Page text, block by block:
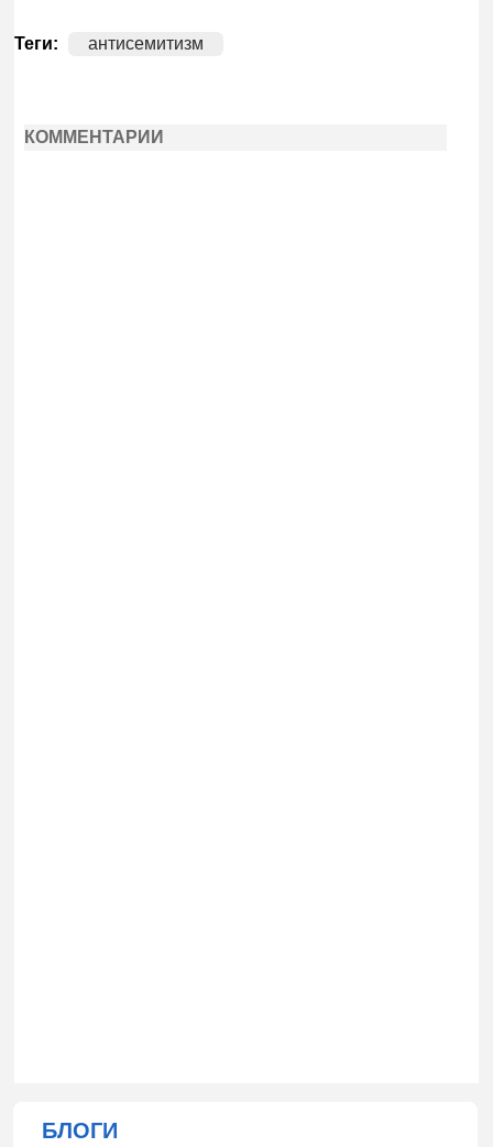
Теги: антисемитизм
КОММЕНТАРИИ
БЛОГИ